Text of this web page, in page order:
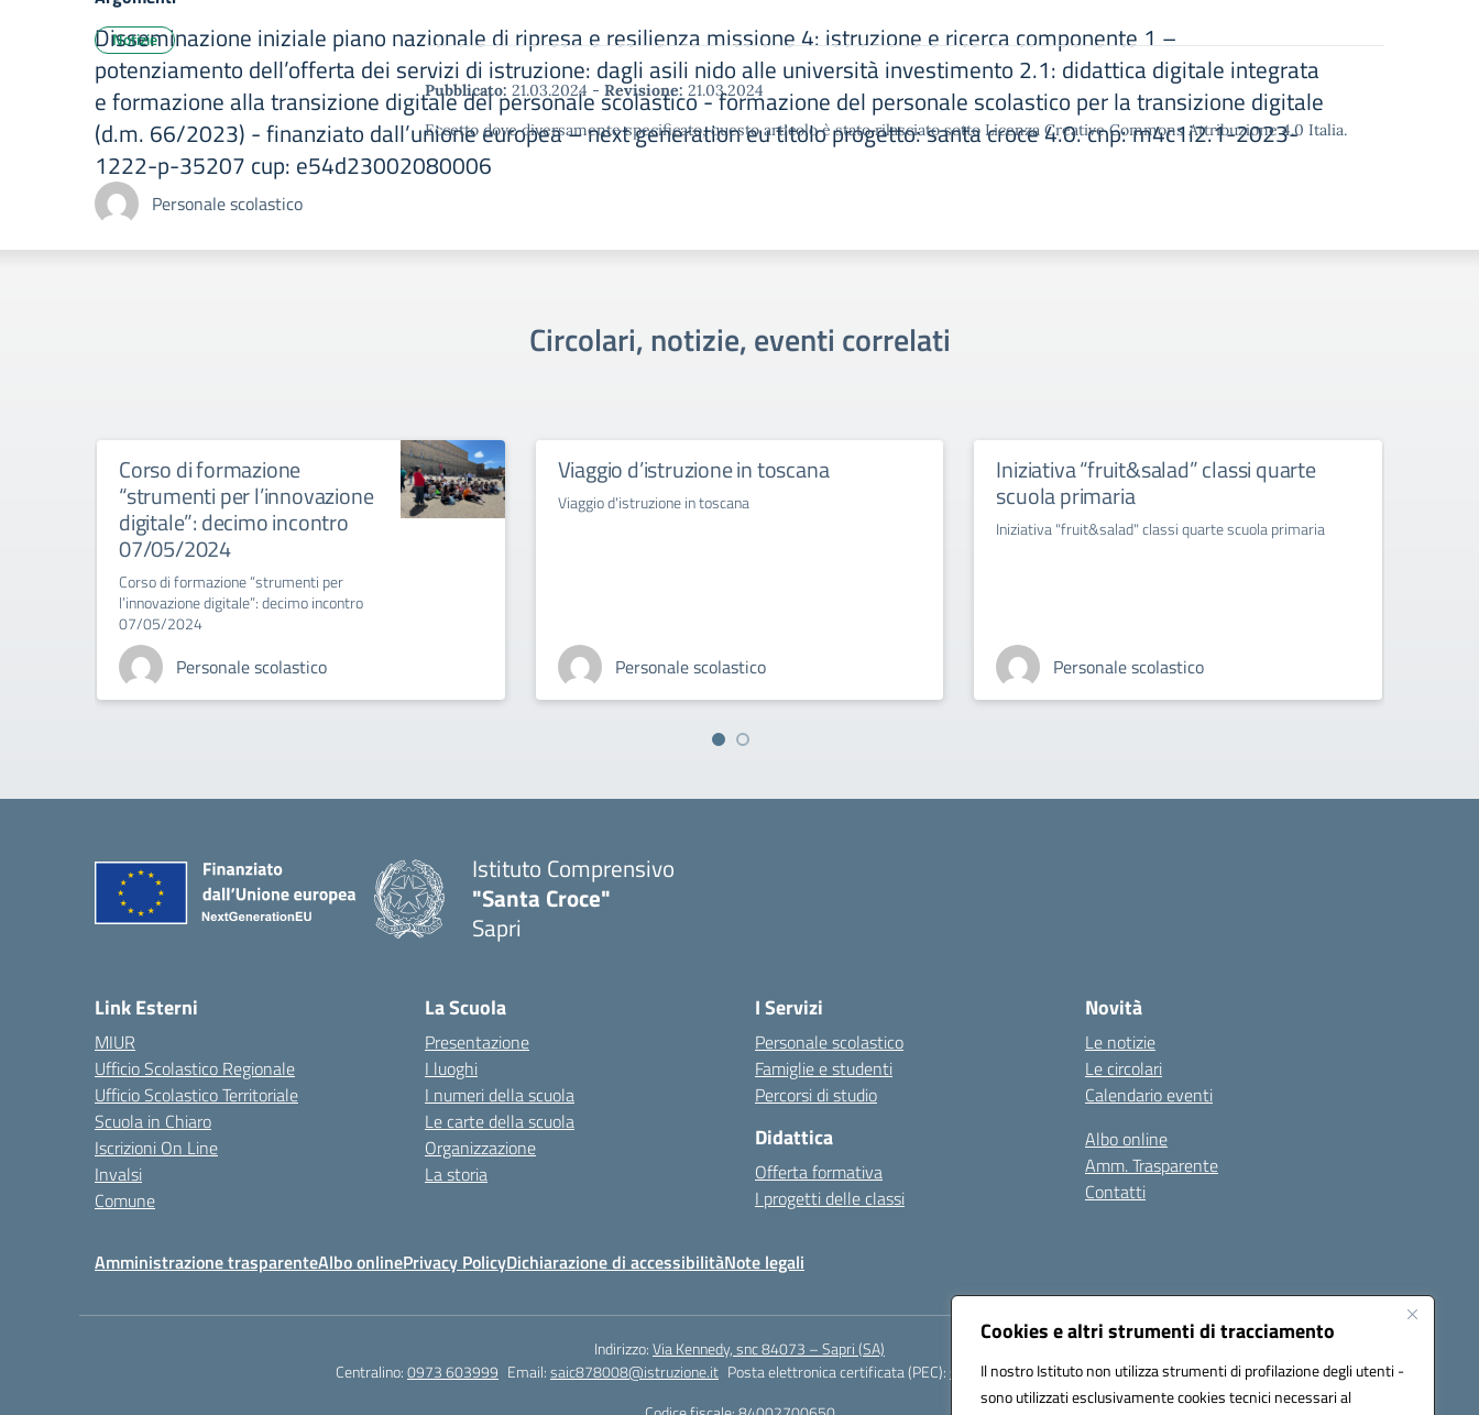
Cookies e altri strumenti di tracciamento
Il nostro Istituto non utilizza strumenti di profilazione degli utenti -
sono utilizzati esclusivamente cookies tecnici necessari al
Disseminazione iniziale piano nazionale di ripresa e resilienza missione 4: istruzione e ricerca componente 1 –
potenziamento dell’offerta dei servizi di istruzione: dagli asili nido alle università investimento 2.1: didattica digitale integrata
e formazione alla transizione digitale del personale scolastico - formazione del personale scolastico per la transizione digitale
(d.m. 66/2023) - finanziato dall’unione europea – next generation eu titolo progetto: santa croce 4.0. cnp: m4c1i2.1-2023-
1222-p-35207 cup: e54d23002080006
Personale scolastico
Pubblicato: 21.03.2024 - Revisione: 21.03.2024
Eccetto dove diversamente specificato, questo articolo è stato rilasciato sotto Licenza Creative Commons Attribuzione 4.0 Italia.
Notizie
Circolari, notizie, eventi correlati
Corso di formazione
“strumenti per l’innovazione
digitale”: decimo incontro
07/05/2024
Corso di formazione “strumenti per
l’innovazione digitale”: decimo incontro
07/05/2024
Personale scolastico
Viaggio d’istruzione in toscana
Viaggio d'istruzione in toscana
Personale scolastico
Iniziativa “fruit&salad” classi quarte
scuola primaria
Iniziativa "fruit&salad" classi quarte scuola primaria
Personale scolastico
Istituto Comprensivo
"Santa Croce"
Sapri
Link Esterni
MIUR
Ufficio Scolastico Regionale
Ufficio Scolastico Territoriale
Scuola in Chiaro
Iscrizioni On Line
Invalsi
Comune
La Scuola
Presentazione
I luoghi
I numeri della scuola
Le carte della scuola
Organizzazione
La storia
I Servizi
Personale scolastico
Famiglie e studenti
Percorsi di studio
Didattica
Offerta formativa
I progetti delle classi
Novità
Le notizie
Le circolari
Calendario eventi
Albo online
Amm. Trasparente
Contatti
Amministrazione trasparenteAlbo onlinePrivacy PolicyDichiarazione di accessibilitàNote legali
Indirizzo:Via Kennedy, snc 84073 – Sapri (SA)
Centralino:0973 603999 Email:saic878008@istruzione.it Posta elettronica certificata (PEC):saic878008@pec.istruzione.it